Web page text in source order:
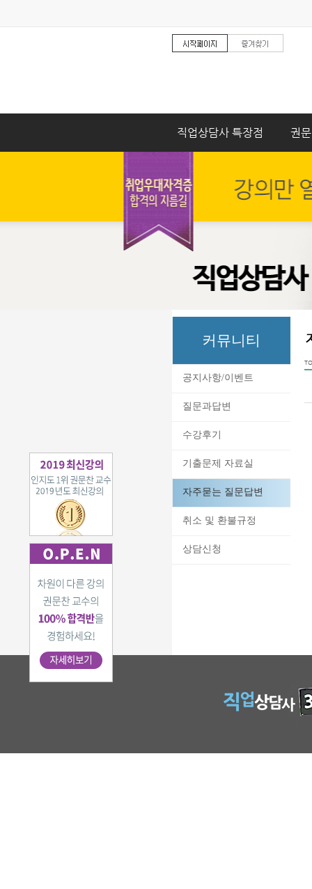
직업상담사 특장점 권
커뮤니티
공지사항/이벤트
질문과답변
수강후기
기출문제 자료실
자주묻는 질문답변
취소 및 환불규정
상담신청